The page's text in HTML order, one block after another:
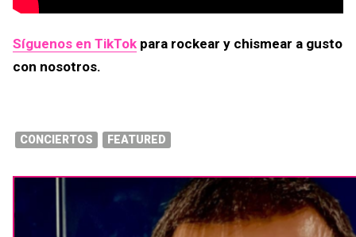
Síguenos en TikTok para rockear y chismear a gusto
con nosotros.
CONCIERTOS FEATURED